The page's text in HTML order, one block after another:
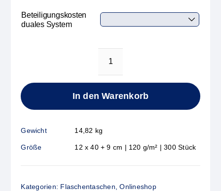
Beteiligungskosten
duales System
Flaschentasche
Exclusiva
In den Warenkorb
Gewicht 14,82 kg
Größe 12 x 40 + 9 cm | 120 g/m² | 300 Stück
Kategorien: Flaschentaschen ,Onlineshop